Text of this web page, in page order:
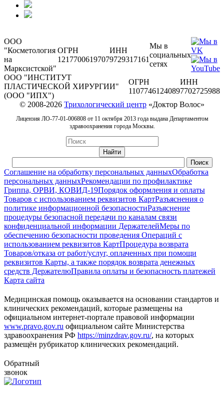
ООО
"Косметология
на
Марксистской"
ОГРН
1217700619707
ИНН
9729317161
Мы в
социальных
сетях
ООО "ИНСТИТУТ
ПЛАСТИЧЕСКОЙ ХИРУРГИИ"
(ООО "ИПХ")
ОГРН
1107746124089
ИНН
7702725988
© 2008-2026 Трихологический центр «Доктор Волос»
Лицензия ЛО-77-01-006808 от 11 октября 2013 года выдана Департаментом
здравоохранения города Москвы.
Соглашение на обработку персональных данныхОбработка
персональных данныхРекомендации по профилактике
Гриппа, ОРВИ, КОВИД-19Порядок оформления и оплаты
Товаров с использованием реквизитов КартРазъяснения о
политике информационной безопасностиРазъяснение
процедуры безопасной передачи по каналам связи
конфиденциальной информации ДержателейМеры по
обеспечению безопасности проведения Операций с
использованием реквизитов КартПроцедура возврата
Товаров/отказа от работ/услуг, оплаченных при помощи
реквизитов Карты, а также порядок возврата денежных
средств ДержателюПравила оплаты и безопасность платежей
Карта сайта
Медицинская помощь оказывается на основании стандартов и
клинических рекомендаций, которые размещены на
официальном интернет-портале правовой информации
www.pravo.gov.ru официальном сайте Министерства
здравоохранения РФ https://minzdrav.gov.ru/, на которых
размещён рубрикатор клинических рекомендаций.
Обратный
звонок